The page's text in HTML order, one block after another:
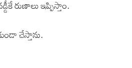
రుణాలు ఇప్పిస్తాం.
చేస్తాను.